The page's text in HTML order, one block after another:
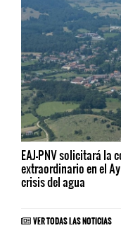
EAJ-PNV solicitará la
extraordinario en el
crisis del agua
VER TODAS LAS NOTICIAS